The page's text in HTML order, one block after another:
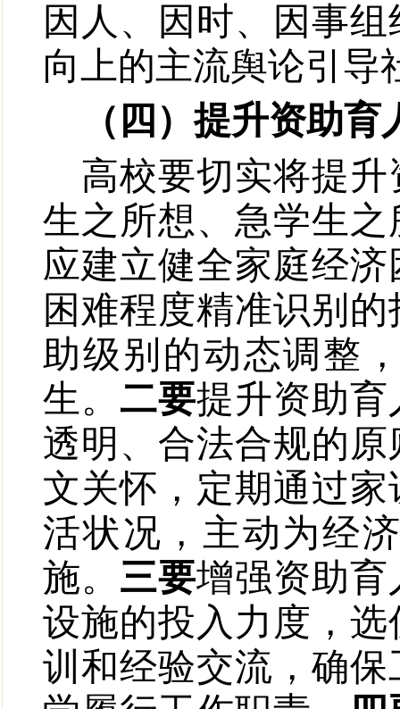
因人、因时、因事
向上的主流舆论引导
（四）提升资助
高校要切实将提
生之所想、急学生之
应建立健全家庭经
困难程度精准识别
助级别的动态调整
生。 二要提升资助
透明、合法合规的
文关怀，定期通过
活状况，主动为经
施。 三要增强资助
设施的投入力度，
训和经验交流，确